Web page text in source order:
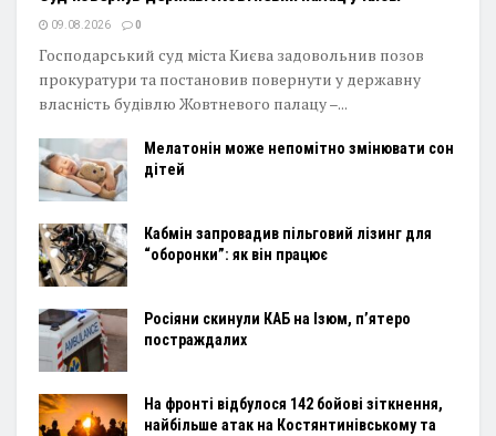
09.08.2026 0
Господарський суд міста Києва задовольнив позов
прокуратури та постановив повернути у державну
власність будівлю Жовтневого палацу –...
Мелатонін може непомітно змінювати сон
дітей
Кабмін запровадив пільговий лізинг для
“оборонки”: як він працює
Росіяни скинули КАБ на Ізюм, п’ятеро
постраждалих
На фронті відбулося 142 бойові зіткнення,
найбільше атак на Костянтинівському та